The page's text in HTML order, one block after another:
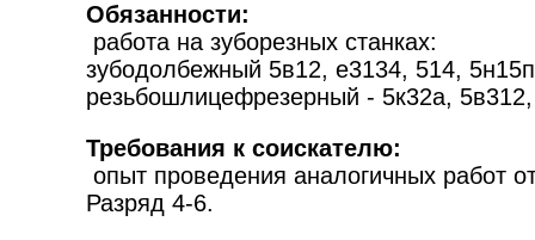
Обязанности:
работа на зуборезных станках:
зубодолбежный 5в12, е3134, 514, 5н15п
резьбошлицефрезерный - 5к32а,
Требования к соискателю:
опыт проведения аналогичных работ
Разряд 4-6.